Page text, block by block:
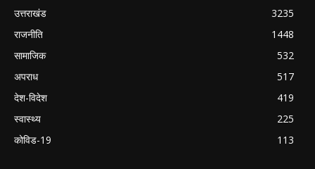
उत्तराखंड
3235
राजनीति
1448
सामाजिक
532
अपराध
517
देश-विदेश
419
स्वास्थ्य
225
कोविड-19
113